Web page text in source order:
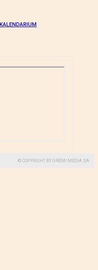
KALENDARIUM
© COPYRIGHT BY GREMI MEDIA SA